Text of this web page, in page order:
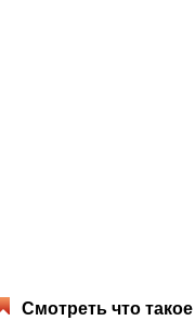
Смотреть что